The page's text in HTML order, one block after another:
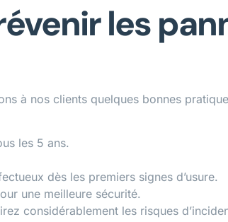
les
à nos clients quelques bonnes
les 5 ans.
dès les premiers signes d’usure.
une meilleure sécurité.
considérablement les risques